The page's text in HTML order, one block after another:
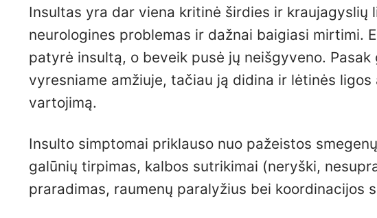
Insultas yra dar viena kritinė širdies ir kraujagyslių
neurologines problemas ir dažnai baigiasi mirtimi.
patyrė insultą, o beveik pusė jų neišgyveno.
vyresniame amžiuje, tačiau ją didina ir lėtinės
vartojimą.
Insulto simptomai priklauso nuo pažeistos
galūnių tirpimas, kalbos sutrikimai (neryški,
praradimas, raumenų paralyžius bei koordinacijos